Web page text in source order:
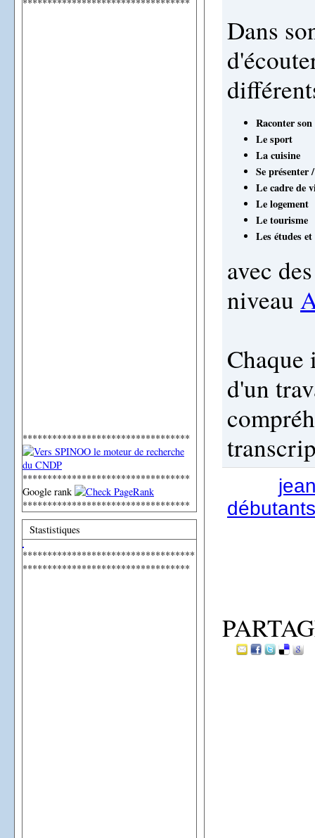
**********************************
**********************************
Google rank
**********************************
Stastistiques
***********************************
**********************************
Dans
Raconter son
Le sport
La cuisine
Se présenter
Le cadre de
Le logement
Le tourisme
Les études
avec
niveau
Chaque
d'un